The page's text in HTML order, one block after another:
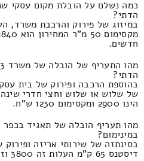
כמה נשלם על הובלת מקום עסקי
הדתי?
במיזוג של פירוק והרכבת משרד,
חדשים.
הדתי?
בהוספת הרכבה ופירוק של בית
של שלוש או שלוש וחצי חדרי
הינו 2900 ומקסימום 1230 ש"ח.
במינימום?
בסינתזה של שירותי אריזה
דיסטנס 65 ק"מ העלות זה 3800 וזה מגיע עד 1820 ₪.